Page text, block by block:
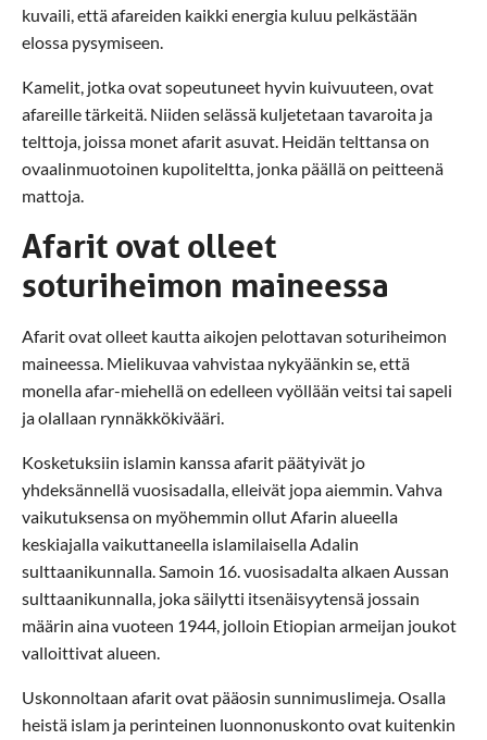
kuvaili, että afareiden kaikki energia kuluu pelkästään
elossa pysymiseen.
Kamelit, jotka ovat sopeutuneet hyvin kuivuuteen, ovat
afareille tärkeitä. Niiden selässä kuljetetaan tavaroita ja
telttoja, joissa monet afarit asuvat. Heidän telttansa on
ovaalinmuotoinen kupoliteltta, jonka päällä on peitteenä
mattoja.
Afarit ovat olleet
soturiheimon maineessa
Afarit ovat olleet kautta aikojen pelottavan soturiheimon
maineessa. Mielikuvaa vahvistaa nykyäänkin se, että
monella afar-miehellä on edelleen vyöllään veitsi tai sapeli
ja olallaan rynnäkkökivääri.
Kosketuksiin islamin kanssa afarit päätyivät jo
yhdeksännellä vuosisadalla, elleivät jopa aiemmin. Vahva
vaikutuksensa on myöhemmin ollut Afarin alueella
keskiajalla vaikuttaneella islamilaisella Adalin
sulttaanikunnalla. Samoin 16. vuosisadalta alkaen Aussan
sulttaanikunnalla, joka säilytti itsenäisyytensä jossain
määrin aina vuoteen 1944, jolloin Etiopian armeijan joukot
valloittivat alueen.
Uskonnoltaan afarit ovat pääosin sunnimuslimeja. Osalla
heistä islam ja perinteinen luonnonuskonto ovat kuitenkin